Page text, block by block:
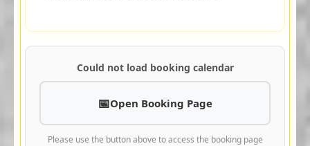
Could not load booking calendar
Open Booking Page
Please use the button above to access the booking page